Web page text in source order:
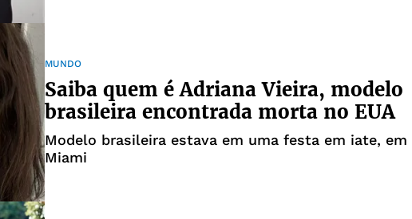
MUNDO
Saiba quem é Adriana Vieira, modelo
brasileira encontrada morta no EUA
Modelo brasileira estava em uma festa em iate, em
Miami